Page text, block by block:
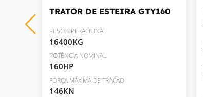
TRATOR DE ESTEIRA GTY160
PESO OPERACIONAL
16400KG
POTÊNCIA NOMINAL
160HP
FORÇA MÁXIMA DE TRAÇÃO
146KN